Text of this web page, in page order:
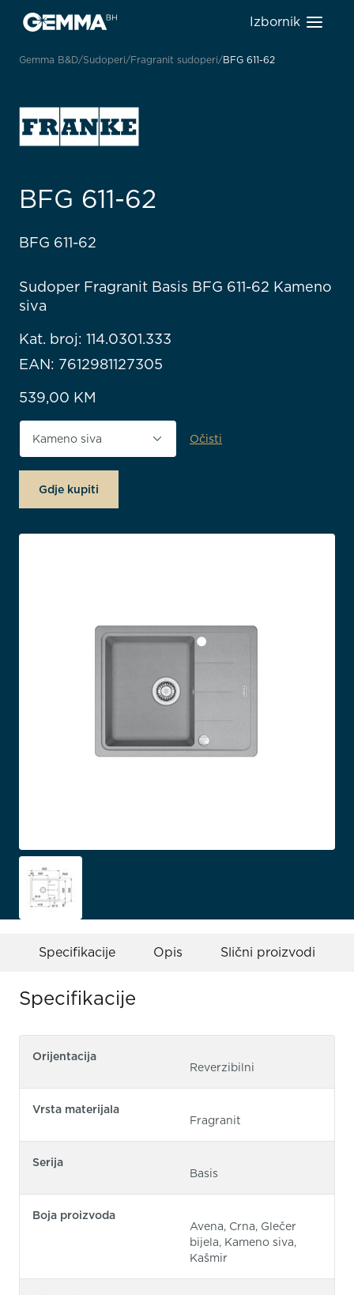
Izbornik
Gemma B&D Sudoperi Fragranit sudoperi BFG 611-62
BFG 611-62
BFG 611-62
Sudoper Fragranit Basis BFG 611-62 Kameno
siva
Kat. broj: 114.0301.333
EAN: 7612981127305
539,00 KM
Boja proizvoda Očisti
Gdje kupiti
Specifikacije Opis Slični proizvodi
Specifikacije
Orijentacija
Reverzibilni
Vrsta materijala
Fragranit
Serija
Basis
Boja proizvoda
Avena, Crna, Glečer
bijela, Kameno siva,
Kašmir